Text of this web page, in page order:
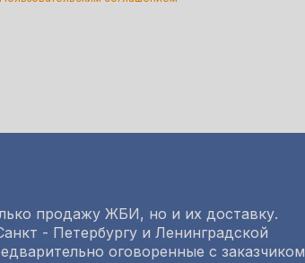
продажу ЖБИ, но и их доставку.
- Петербургу и Ленинградской
оговоренные с заказчиком